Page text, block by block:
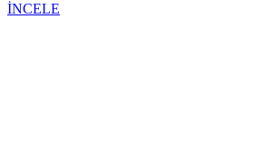
İNCELE